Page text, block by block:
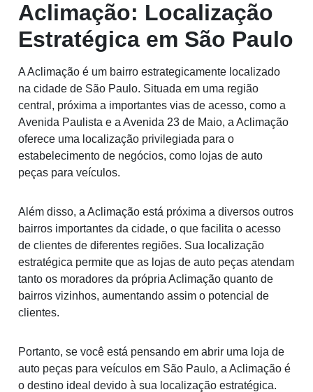
Aclimação: Localização
Estratégica em São Paulo
A Aclimação é um bairro estrategicamente localizado
na cidade de São Paulo. Situada em uma região
central, próxima a importantes vias de acesso, como a
Avenida Paulista e a Avenida 23 de Maio, a Aclimação
oferece uma localização privilegiada para o
estabelecimento de negócios, como lojas de auto
peças para veículos.
Além disso, a Aclimação está próxima a diversos outros
bairros importantes da cidade, o que facilita o acesso
de clientes de diferentes regiões. Sua localização
estratégica permite que as lojas de auto peças atendam
tanto os moradores da própria Aclimação quanto de
bairros vizinhos, aumentando assim o potencial de
clientes.
Portanto, se você está pensando em abrir uma loja de
auto peças para veículos em São Paulo, a Aclimação é
o destino ideal devido à sua localização estratégica.